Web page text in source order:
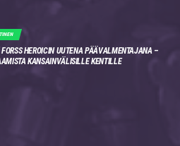
FORSS HEROICIN UUTENA PÄÄVALMENTAJANA –
KANSAINVÄLISILLE KENTILLE